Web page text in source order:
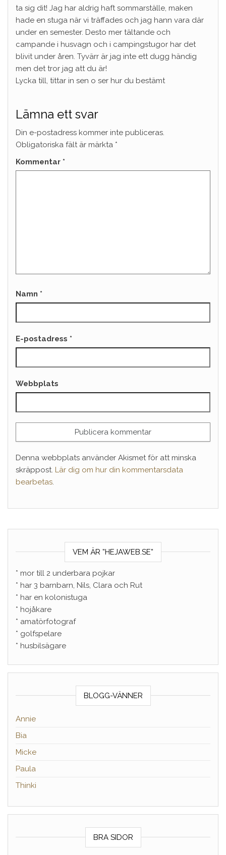
ta sig dit! Jag har aldrig haft sommarställe, maken
hade en stuga när vi träffades och jag hann vara där
under en semester. Desto mer tältande och
campande i husvagn och i campingstugor har det
blivit under åren. Tyvärr är jag inte ett dugg händig
men det tror jag att du är!
Lycka till, tittar in sen o ser hur du bestämt
Lämna ett svar
Din e-postadress kommer inte publiceras.
Obligatoriska fält är märkta *
Kommentar *
Namn *
E-postadress *
Webbplats
Denna webbplats använder Akismet för att minska
skräppost. Lär dig om hur din kommentarsdata
bearbetas.
VEM ÄR ”HEJAWEB.SE”
* mor till 2 underbara pojkar
* har 3 barnbarn, Nils, Clara och Rut
* har en kolonistuga
* hojåkare
* amatörfotograf
* golfspelare
* husbilsägare
BLOGG-VÄNNER
Annie
Bia
Micke
Paula
Thinki
BRA SIDOR